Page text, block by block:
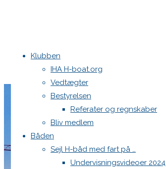
Klubben
IHA H-boat.org
Vedtægter
Bestyrelsen
Referater og regnskaber
Bliv medlem
Båden
Sejl H-båd med fart på …
Undervisningsvideoer 2024